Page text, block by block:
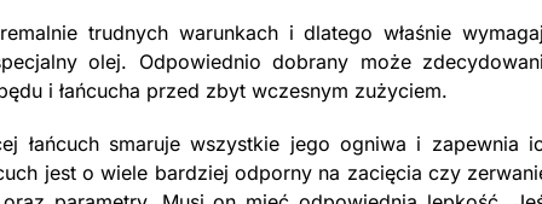
trudnych warunkach i dlatego właśnie
olej. Odpowiednio dobrany może
i łańcucha przed zbyt wczesnym zużyciem.
łańcuch smaruje wszystkie jego ogniwa i zapewnia
jest o wiele bardziej odporny na zacięcia czy